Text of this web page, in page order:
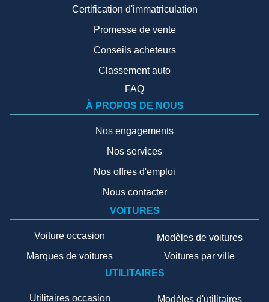
Certification d'immatriculation
Promesse de vente
Conseils acheteurs
Classement auto
FAQ
À PROPOS DE NOUS
Nos engagements
Nos services
Nos offres d'emploi
Nous contacter
VOITURES
Voiture occasion
Marques de voitures
Modèles de voitures
Voitures par ville
UTILITAIRES
Utilitaires occasion Modèles d'utilitaires